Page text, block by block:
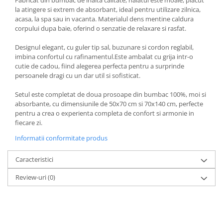
la atingere si extrem de absorbant, ideal pentru utilizare zilnica,
acasa, la spa sau in vacanta. Materialul dens mentine caldura
corpului dupa baie, oferind o senzatie de relaxare si rasfat.
Designul elegant, cu guler tip sal, buzunare si cordon reglabil,
imbina confortul cu rafinamentul.Este ambalat cu grija intr-o
cutie de cadou, fiind alegerea perfecta pentru a surprinde
persoanele dragi cu un dar util si sofisticat.
Setul este completat de doua prosoape din bumbac 100%, moi si
absorbante, cu dimensiunile de 50x70 cm si 70x140 cm, perfecte
pentru a crea o experienta completa de confort si armonie in
fiecare zi.
Informatii conformitate produs
Caracteristici
Review-uri(0)